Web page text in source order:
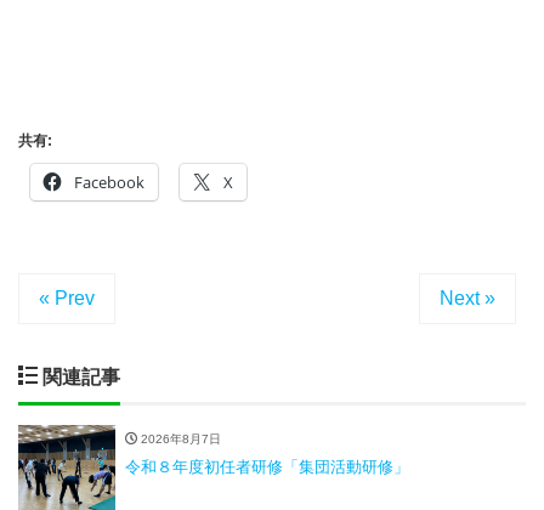
共有:
Facebook X
« Prev Next »
関連記事
2026年8月7日
令和８年度初任者研修「集団活動研修」